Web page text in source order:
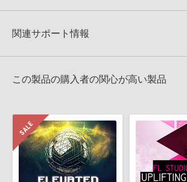
★1
4GBを超えるデータに関するご注意：
FAT32
きます際には、NTFSやHFS＋でフォーマット
いただく必要がございます。
知らせするメールの2通が送信されます。メー
ます説明に沿って、製品のダウンロード／導入
サンプルパック製品には、原則として日本語版
用意しておりません。ご購入後のご不明点や詳
わせなどはテクニカルサポート
までご連絡く
FL STUDIO TEMPLATE UPLIFTING MELODIC
関連サポート情報
2022.06.06
2022.05.25
マークのついた情報は、該当する製品のご購入ユ
おります。ご覧頂くには、該当する製品をご購入頂く
この製品の購入者の関心が高い製品